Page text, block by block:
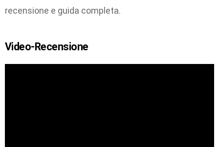
recensione e guida completa.
Video-Recensione